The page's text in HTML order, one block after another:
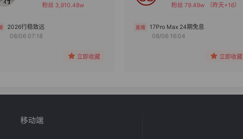
备注
粉丝 3,910.48w
2026行稳致远
08/06 07:18
立即收藏
备注
分组
粉丝 79.49w
（昨天+16）
17Pro Max 24期免息
08/06 16:04
立即收藏
移动端